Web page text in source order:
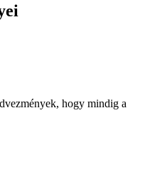
hogy mindig a